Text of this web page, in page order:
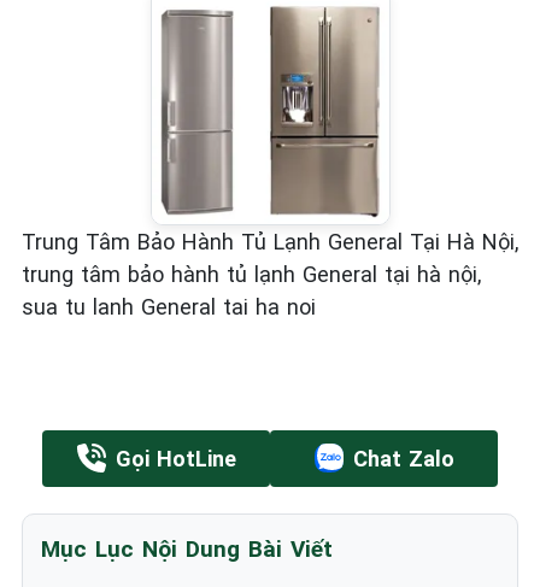
Trung Tâm Bảo Hành Tủ Lạnh General Tại Hà Nội,
trung tâm bảo hành tủ lạnh General tại hà nội,
sua tu lanh General tai ha noi
Gọi HotLine Chat Zalo
Mục Lục Nội Dung Bài Viết